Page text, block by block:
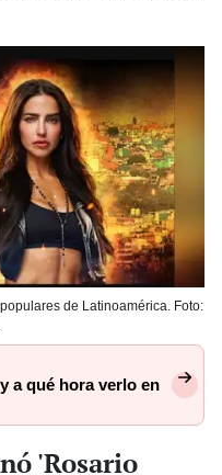
de Latinoamérica. Foto:
a qué hora verlo en
'Rosario